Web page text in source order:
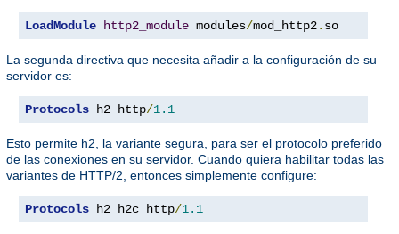
LoadModule http2_module modules/mod_http2. so
La segunda directiva que necesita añadir a la configuración de su
servidor es:
Protocols h2 http/1.1
Esto permite h2, la variante segura, para ser el protocolo preferido
de las conexiones en su servidor. Cuando quiera habilitar todas las
variantes de HTTP/2, entonces simplemente configure:
Protocols h2 h2c http/1.1